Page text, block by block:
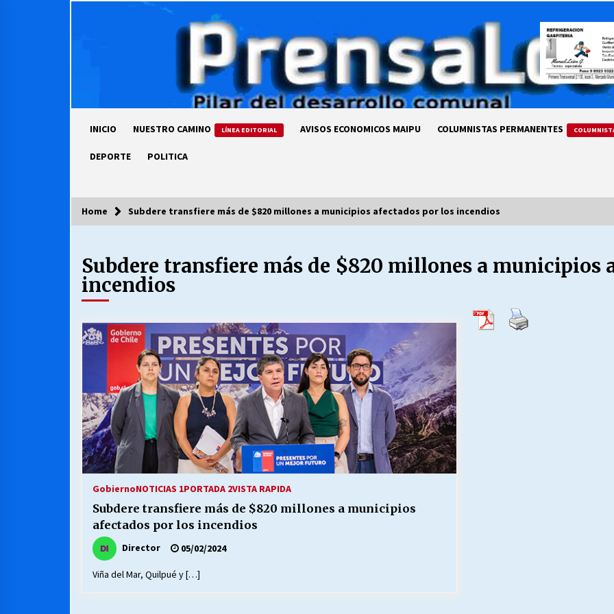
INICIO NUESTRO CAMINO LÍNEA EDITORIAL AVISOS ECONOMICOS MAIPU COLUMNISTAS PERMANENTES
DEPORTE POLITICA
COLUMNISTA
Ya se ordenaron las cuentas de
luz… ¿Y cuándo van a bajar?
03/08/2026
LA DC POR SIEMPRE.RECORDANDO
69 AÑOS DE HISTORIA
MUNICIPALIDAD, TRABAJADORES,
CLIMA LABORAL:
13/07/2026
Escuela hospitalaria El Carmen de
25/06/2026
VOLVER A SER ALTERNATIVA
16/06/2026
MUNICIPALIDADES, HONORARIOS,
DESPIDOS
28/05/2026
S.O.S. a los ricos, Save Our Souls
(Salvar Nuestras Almas)
30/04/2026
¿Asesores con doble sueldo?
18/04/2026
Home Subdere transfiere más de $820 millones a municipios afectados por los incendios
Subdere transfiere más de $820 millones a municipios
incendios
GobiernoNOTICIAS 1PORTADA 2VISTA RAPIDA
Subdere transfiere más de $820 millones a municipios
afectados por los incendios
Director 05/02/2024
Viña del Mar, Quilpué y […]